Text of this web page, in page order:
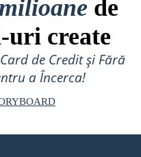
de
uri create
de Credit și Fără
a Încerca!